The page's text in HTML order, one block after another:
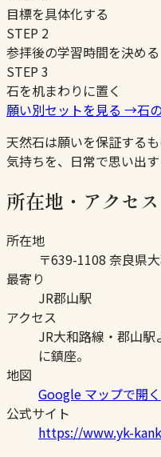
目標を具体化する
STEP 2
参拝後の学習時間を決める
STEP3
石を机まわりに置く
願い別セットを見る →石
天然石は願いを保証する
気持ちを、日常で思い出
所在地・アクセス
所在地
〒639-1108 奈良県
最寄り
JR郡山駅
アクセス
JR大和路線・郡山
に鎮座。
地図
Google マップで開く
公式サイト
https://www.yk-